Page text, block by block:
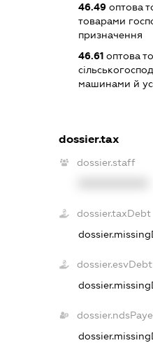
46.49оптова
товарами
призначення
46.61оптова
машинами й
dossier.tax
dossier.staff
dossier.taxDebt
dossier.esvDebt